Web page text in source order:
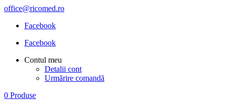
office@ricomed.ro
Facebook
Facebook
Contul meu
Detalii cont
Urmărire comandă
0 Produse